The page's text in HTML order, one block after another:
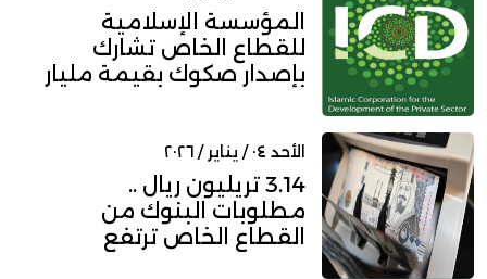
المؤسسة الإسلامية
للقطاع الخاص تشارك
بإصدار صكوك بقيمة مليار
الأحد ٠٤ / يناير / ٢٠٢٦
3.14 تريليون ريال ..
مطلوبات البنوك من
القطاع الخاص ترتفع